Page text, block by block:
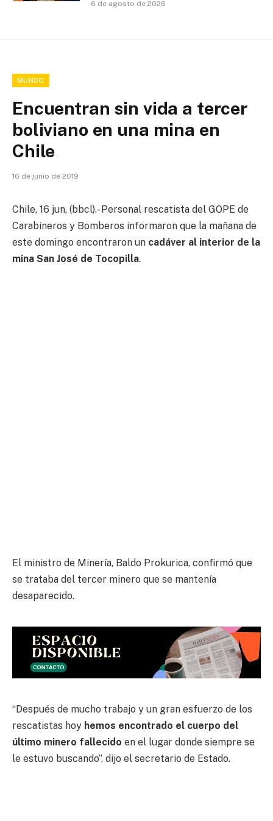
6 de agosto de 2026
MUNDO
Encuentran sin vida a tercer
boliviano en una mina en
Chile
16 de junio de 2019
Chile, 16 jun, (bbcl).- Personal rescatista del GOPE de
Carabineros y Bomberos informaron que la mañana de
este domingo encontraron un cadáver al interior de la
mina San José de Tocopilla.
El ministro de Minería, Baldo Prokurica, confirmó que
se trataba del tercer minero que se mantenía
desaparecido.
“Después de mucho trabajo y un gran esfuerzo de los
rescatistas hoy hemos encontrado el cuerpo del
último minero fallecido en el lugar donde siempre se
le estuvo buscando”, dijo el secretario de Estado.